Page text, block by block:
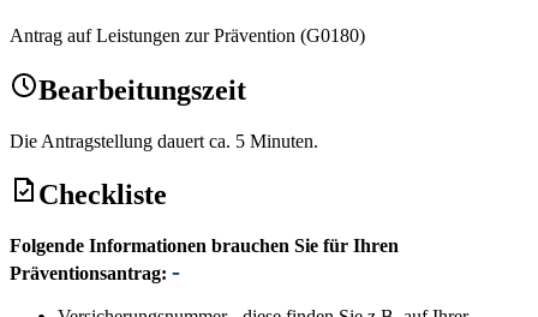
Antrag auf Leistungen zur Prävention (G0180)
Bearbeitungszeit
Die Antragstellung dauert ca. 5 Minuten.
Checkliste
Folgende Informationen brauchen Sie für Ihren
Präventionsantrag: